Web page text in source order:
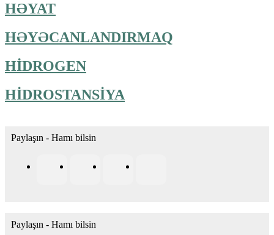
HƏYAT
HƏYƏCANLANDIRMAQ
HİDROGEN
HİDROSTANSİYA
Paylaşın - Hamı bilsin
Paylaşın - Hamı bilsin